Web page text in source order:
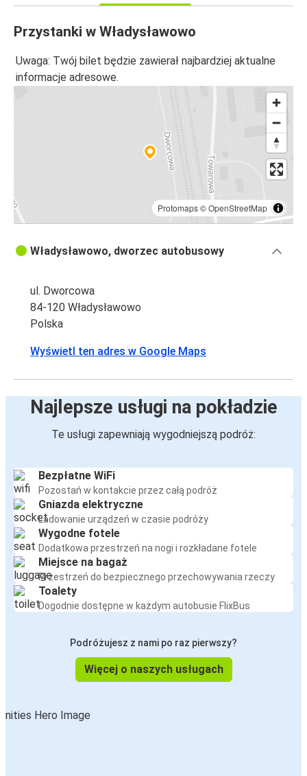
Przystanki w Władysławowo
Uwaga: Twój bilet będzie zawierał najbardziej aktualne
informacje adresowe.
Protomaps©OpenStreetMap
Władysławowo, dworzec autobusowy
ul. Dworcowa
84-120 Władysławowo
Polska
Wyświetl ten adres w Google Maps
Najlepsze usługi na pokładzie
Te usługi zapewniają wygodniejszą podróż:
Bezpłatne WiFi
Pozostań w kontakcie przez całą podróż
Gniazda elektryczne
Ładowanie urządzeń w czasie podróży
Wygodne fotele
Dodatkowa przestrzeń na nogi i rozkładane fotele
Miejsce na bagaż
Przestrzeń do bezpiecznego przechowywania rzeczy
Toalety
Dogodnie dostępne w każdym autobusie FlixBus
Podróżujesz z nami po raz pierwszy?
Więcej o naszych usługach